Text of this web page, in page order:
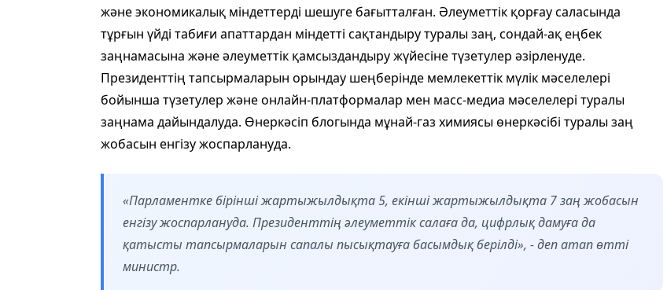
және экономикалық міндеттерді шешуге бағытталған. Әлеуметтік қорғау саласында
тұрғын үйді табиғи апаттардан міндетті сақтандыру туралы заң, сондай-ақ еңбек
заңнамасына және әлеуметтік қамсыздандыру жүйесіне түзетулер әзірленуде.
Президенттің тапсырмаларын орындау шеңберінде мемлекеттік мүлік мәселелері
бойынша түзетулер және онлайн-платформалар мен масс-медиа мәселелері туралы
заңнама дайындалуда. Өнеркәсіп блогында мұнай-газ химиясы өнеркәсібі туралы заң
жобасын енгізу жоспарлануда.
«Парламентке бірінші жартыжылдықта 5, екінші жартыжылдықта 7 заң жобасын
енгізу жоспарлануда. Президенттің әлеуметтік салаға да, цифрлық дамуға да
қатысты тапсырмаларын сапалы пысықтауға басымдық берілді», - деп атап өтті
министр.